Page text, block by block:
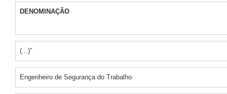
DENOMINAÇÃO
(...)”
Engenheiro de Segurança do Trabalho